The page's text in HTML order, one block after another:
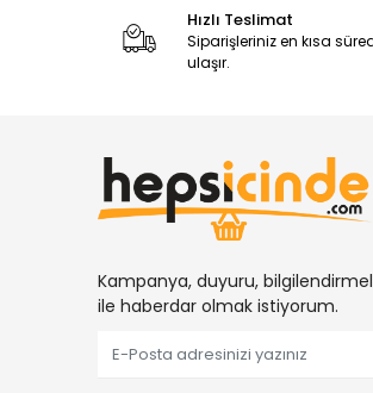
Hızlı Teslimat
Siparişleriniz en kısa
ulaşır.
Kampanya, duyuru,
ile haberdar olmak istiyorum.